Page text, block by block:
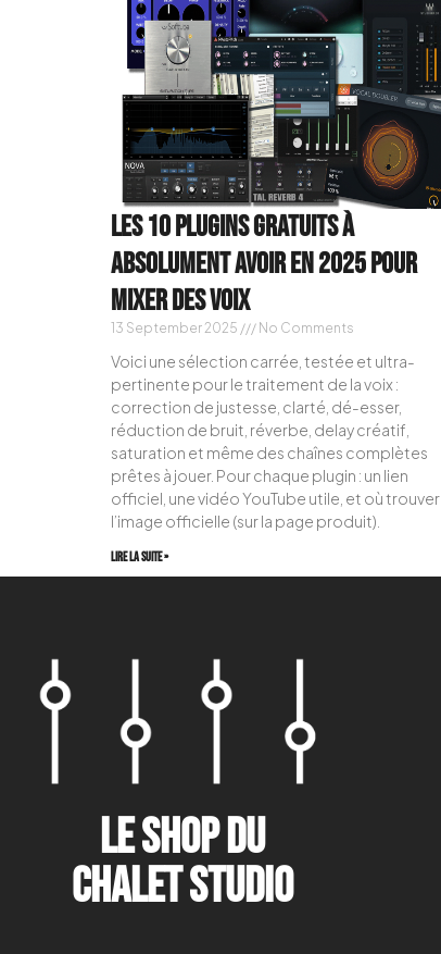
Les 10 plugins gratuits à
absolument avoir en 2025 pour
mixer des voix
13 September 2025 No Comments
Voici une sélection carrée, testée et ultra-
pertinente pour le traitement de la voix :
correction de justesse, clarté, dé-esser,
réduction de bruit, réverbe, delay créatif,
saturation et même des chaînes complètes
prêtes à jouer. Pour chaque plugin : un lien
officiel, une vidéo YouTube utile, et où trouver
l’image officielle (sur la page produit).
Lire la suite »
le shop du
CHALET STUDIO